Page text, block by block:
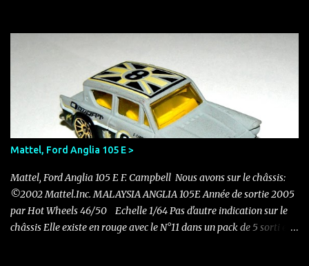
Mattel, Ford Anglia 105 E >
Mattel, Ford Anglia 105 E F. Campbell Nous avons sur le châssis:
©2002 Mattel.Inc. MALAYSIA ANGLIA 105E Année de sortie 2005
par Hot Wheels 46/50 Echelle 1/64 Pas d'autre indication sur le
châssis Elle existe en rouge avec le N°11 dans un pack de 5 sorti en